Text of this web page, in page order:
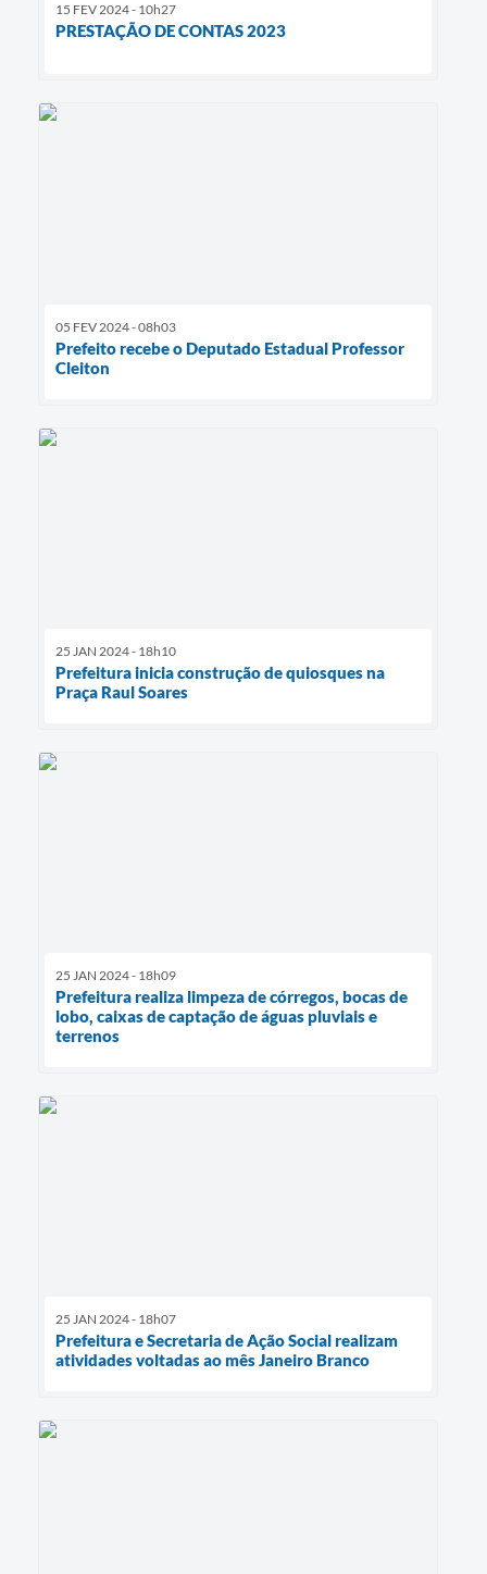
15 FEV 2024 - 10h27
PRESTAÇÃO DE CONTAS 2023
05 FEV 2024 - 08h03
Prefeito recebe o Deputado Estadual Professor
Cleiton
25 JAN 2024 - 18h10
Prefeitura inicia construção de quiosques na
Praça Raul Soares
25 JAN 2024 - 18h09
Prefeitura realiza limpeza de córregos, bocas de
lobo, caixas de captação de águas pluviais e
terrenos
25 JAN 2024 - 18h07
Prefeitura e Secretaria de Ação Social realizam
atividades voltadas ao mês Janeiro Branco